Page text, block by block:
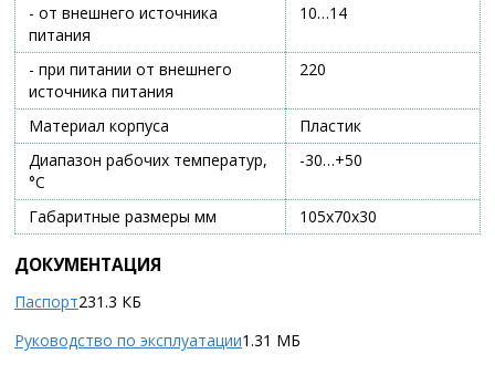
- от внешнего источника
питания
10…14
- при питании от внешнего
источника питания
220
Материал корпуса
Пластик
Диапазон рабочих температур,
°С
-30…+50
Габаритные размеры мм 105х70х30
ДОКУМЕНТАЦИЯ
Паспорт231.3 КБ
Руководство по эксплуатации1.31 МБ